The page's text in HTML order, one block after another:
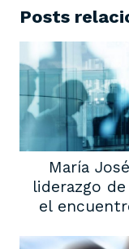
Posts
María
liderazgo
el